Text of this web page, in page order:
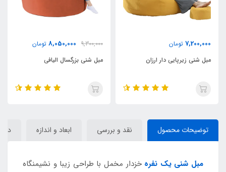
9,300,000
مبل شنی بزرگسال الیافی
7,200,000
6,600,000
مبل شنی دو نفره مخمل
توضیحات محصول نقد و بررسی ابعاد و اندازه
مبل شنی یک نفره خزدار مخمل با طراحی زیبا و نشیمنگاه